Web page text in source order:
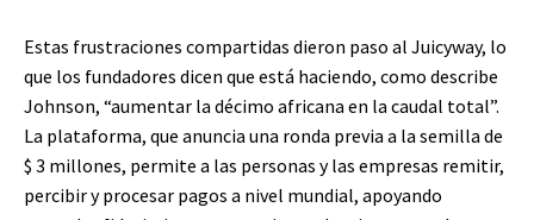
Estas frustraciones compartidas dieron paso al Juicyway, lo
que los fundadores dicen que está haciendo, como describe
Johnson, “aumentar la décimo africana en la caudal total”.
La plataforma, que anuncia una ronda previa a la semilla de
$ 3 millones, permite a las personas y las empresas remitir,
percibir y procesar pagos a nivel mundial, apoyando